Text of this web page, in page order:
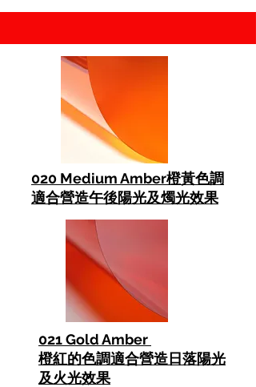
020 Medium Amber橙黃色調
適合營造午後陽光及燭光效果
021 Gold Amber
橙紅的色調適合營造日落陽光
及火光效果